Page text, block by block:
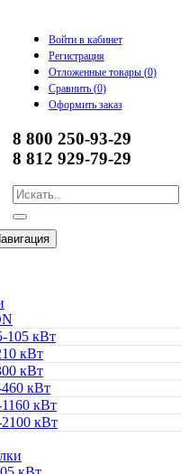
Войти в кабинет
Регистрация
Отложенные товары (0)
Сравнить (0)
Оформить заказ
8 800 250-93-29
8 812 929-79-29
105 кВт
кВт
кВт
кВт
кВт
кВт